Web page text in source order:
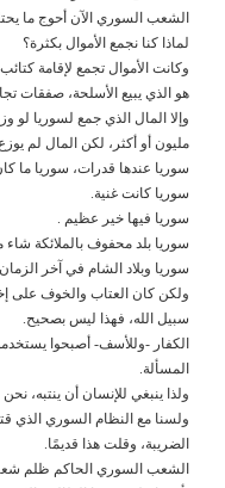
الشعب السوري الآن أحوج ما
لماذا كنا نجمع الأموال بكثرة؟
وكانت الأموال تجمع لإقامة
هو الذي يبيع الأسلحة، صفقات
وإلا المال الذي جمع لسوريا
مليون أو أكثر، لكن المال لم
سوريا عندها قدرات، سوريا ما
سوريا كانت غنية.
سوريا فيها خير عظيم .
سوريا بلد محفوف بالملائكة
سوريا وبلاد الشام في آخر
ولكن كان العتاب والخوف على
سبيل الله، فهذا ليس بصحيح.
الكفار -وللأسف- أصبحوا
المسألة.
ولذا ينبغي للإنسان أن ينتبه،
ولسنا مع النظام السوري الذي
الضريبة، وقلت هذا قديمًا.
الشعب السوري الحاكم ظلم